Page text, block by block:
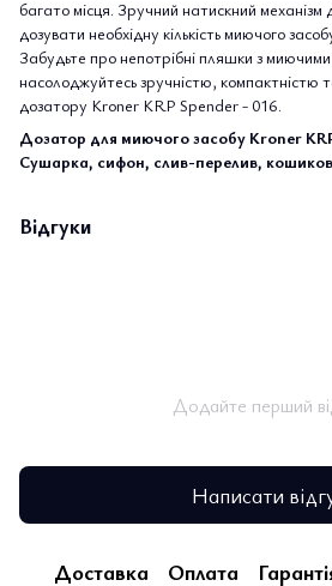
багато місця. Зручний натискний механізм
дозувати необхідну кількість миючого
Забудьте про непотрібні пляшки з
насолоджуйтесь зручністю, компактністю
дозатору Kroner KRP Spender - 016.
Дозатор для миючого засобу Kroner
Сушарка, сифон, слив-перелив,
Відгуки
Додайте перший
Написати
Доставка Оплата